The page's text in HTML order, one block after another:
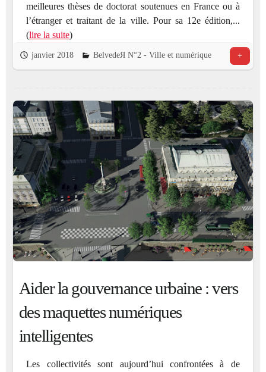
meilleures thèses de doctorat soutenues en France ou à
l’étranger et traitant de la ville. Pour sa 12e édition,...
(lire la suite)
janvier 2018 BelvedeЯ N°2 - Ville et numérique +
Aider la gouvernance urbaine : vers
des maquettes numériques
intelligentes
Les collectivités sont aujourd’hui confrontées à de